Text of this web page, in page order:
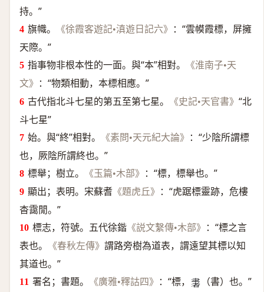
持。”
旗幟。
《徐霞客遊記•滇遊日記六》
：“雲幙霞標，屏擁
天際。”
指事物非根本性的一面。與“本”相對。
《淮南子•天
文》
：“物類相動，本標相應。”
古代指北斗七星的第五至第七星。
《史記•天官書》 “北
斗七星”
始。與“終”相對。
《素問•天元紀大論》
：“少陰所謂標
也，厥陰所謂終也。”
標舉；樹立。
《玉篇•木部》
：“標，標舉也。”
顯出；表明。宋蘇耆《題虎丘》
：“虎踞標靈跡，危樓
杳靄閒。”
標志，符號。五代徐鍇《説文繫傳•木部》
：“標之言
表也。
《春秋左傳》 謂路旁樹為道表，謂遠望其標以知
其道也。”
署名；書題。
《廣雅•釋詁四》 ：“標， 𦘠
（書）也。”